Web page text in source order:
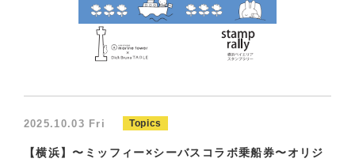
2025.10.03 Fri Topics
【横浜】〜ミッフィー×シーバスコラボ乗船券〜オリジ